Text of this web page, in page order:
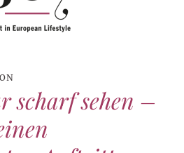
scharf sehen –